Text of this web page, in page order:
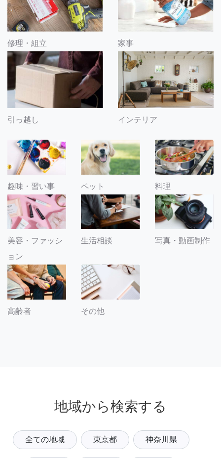
修理・組立 家事
引っ越し インテリア
趣味・習い事 ペット 料理
美容・ファッシ
ョン
生活相談 写真・動画制作
高齢者 その他
地域から検索する
全ての地域 東京都 神奈川県